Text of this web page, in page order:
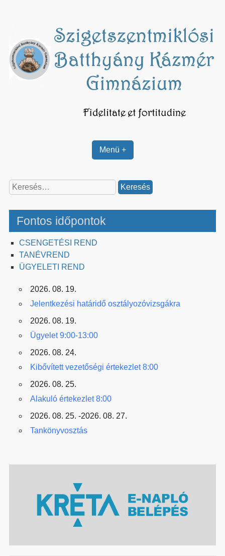
Menü +
Keresés:
Fontos időpontok
CSENGETÉSI REND
TANÉVREND
ÜGYELETI REND
2026. 08. 19.
Jelentkezési határidő osztályozóvizsgákra
2026. 08. 19.
Ügyelet 9:00-13:00
2026. 08. 24.
Kibővített vezetőségi értekezlet 8:00
2026. 08. 25.
Alakuló értekezlet 8:00
2026. 08. 25. -2026. 08. 27.
Tankönyvosztás